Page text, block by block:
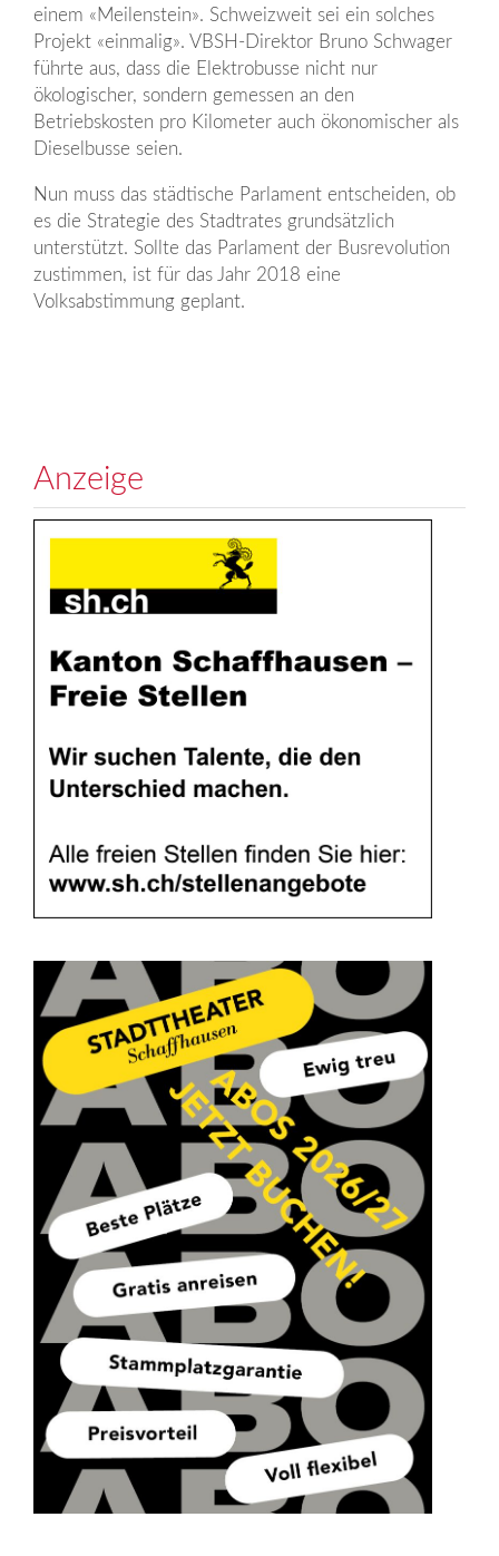
einem «Meilenstein». Schweizweit sei ein solches
Projekt «einmalig». VBSH-Direktor Bruno Schwager
führte aus, dass die Elektrobusse nicht nur
ökologischer, sondern gemessen an den
Betriebskosten pro Kilometer auch ökonomischer als
Dieselbusse seien.
Nun muss das städtische Parlament entscheiden, ob
es die Strategie des Stadtrates grundsätzlich
unterstützt. Sollte das Parlament der Busrevolution
zustimmen, ist für das Jahr 2018 eine
Volksabstimmung geplant.
Anzeige